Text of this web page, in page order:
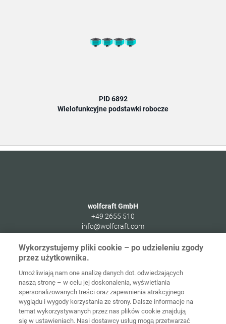
PID 6892
Wielofunkcyjne podstawki robocze
wolfcraft GmbH
+49 2655 510
info@wolfcraft.com
56746Kempenich
Strona
główna Kontakt Nota prawna
Ochrona
danych
Wykorzystujemy pliki cookie – po udzieleniu zgody
przez użytkownika.
Umożliwiają nam one analizę danych dot. odwiedzających
naszą stronę – w celu jej doskonalenia, wyświetlania
spersonalizowanych treści oraz zapewnienia atrakcyjnego
wyglądu i wygody korzystania ze strony. Dalsze informacje na
temat wykorzystywanych przez nas plików cookie znajdują
się w ustawieniach. Nasi dostawcy usług mogą przetwarzać